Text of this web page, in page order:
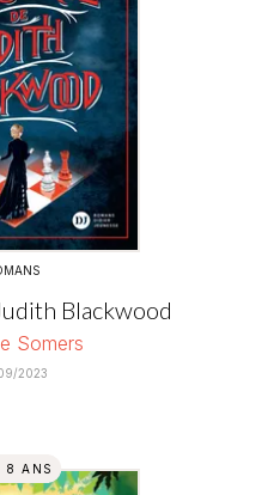
Blackwood
Somers
2023
8 ANS